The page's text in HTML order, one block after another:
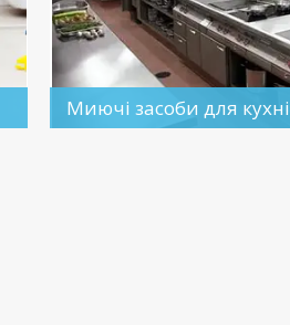
Миючі засоби для кухні